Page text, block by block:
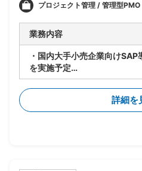
プロジェクト管理 / 管理型PMO
業務内容
・国内大手小売企業向け
を実施予定
・要件定義/設計フェーズ
・顧客社内の合意形成
・将来SAP展開に向けたスコ
・経営層および各社内推進リ
詳細を